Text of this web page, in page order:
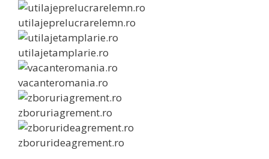
utilajeprelucrarelemn.ro
utilajetamplarie.ro
vacanteromania.ro
zboruriagrement.ro
zborurideagrement.ro